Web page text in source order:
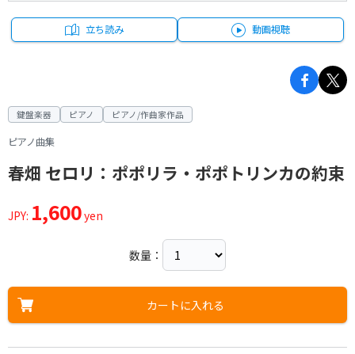
立ち読み 動画視聴
鍵盤楽器 ピアノ ピアノ/作曲家作品
ピアノ曲集
春畑 セロリ：ポポリラ・ポポトリンカの約束
JPY: 1,600yen
数量：
カートに入れる